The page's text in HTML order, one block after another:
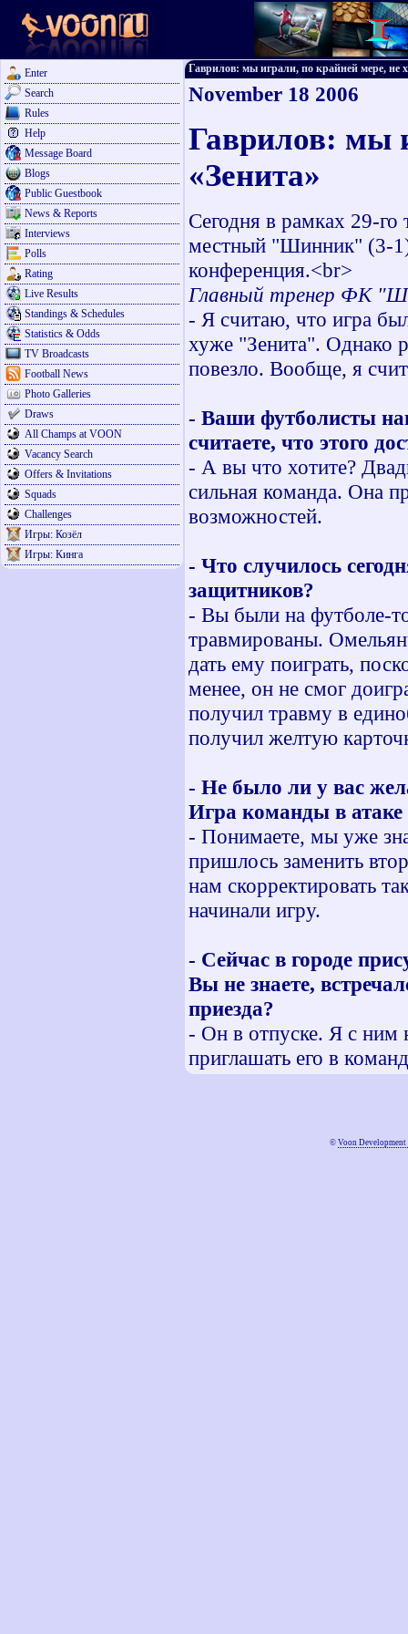
Enter
Search
Rules
Help
Message Board
Blogs
Public Guestbook
News & Reports
Interviews
Polls
Rating
Live Results
Standings & Schedules
Statistics & Odds
TV Broadcasts
Football News
Photo Galleries
Draws
All Champs at VOON
Vacancy Search
Offers & Invitations
Squads
Challenges
Игры: Козёл
Игры: Кинга
Гаврилов: мы играли, по крайней мере, не
November 18 2006
Гаврилов: мы
«Зенита»
Сегодня в рамках 29-
местный "Шинник" (3-1).
конференция.<br>
Главный тренер ФК
- Я считаю, что игра
хуже "Зенита". Однако
повезло. Вообще, я
- Ваши футболисты
считаете, что этого
- А вы что хотите?
сильная команда. Она
возможностей.
- Что случилось
защитников?
- Вы были на футболе-
травмированы.
дать ему поиграть,
менее, он не смог
получил травму в
получил желтую
- Не было ли у вас
Игра команды в
- Понимаете, мы уже
пришлось заменить
нам скорректировать
начинали игру.
- Сейчас в городе
Вы не знаете,
приезда?
- Он в отпуске. Я с ним
приглашать его в
© Voon Development